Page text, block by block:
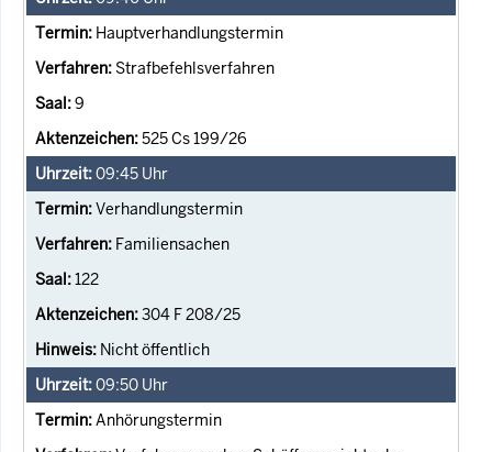
Hauptverhandlungstermin
Strafbefehlsverfahren
9
525 Cs 199/26
09:45 Uhr
Verhandlungstermin
Familiensachen
122
304 F 208/25
Nicht öffentlich
09:50 Uhr
Anhörungstermin